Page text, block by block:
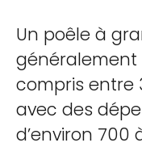
Un poêle à
généralement
compris entre
avec des
d’environ 700